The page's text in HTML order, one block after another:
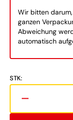
Wir bitten
ganzen
Abweichung
automatisch
STK:
die